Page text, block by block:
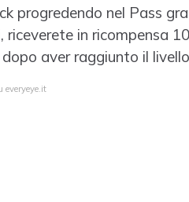
progredendo nel Pass
in ricompensa
aver raggiunto il
everyeye.it